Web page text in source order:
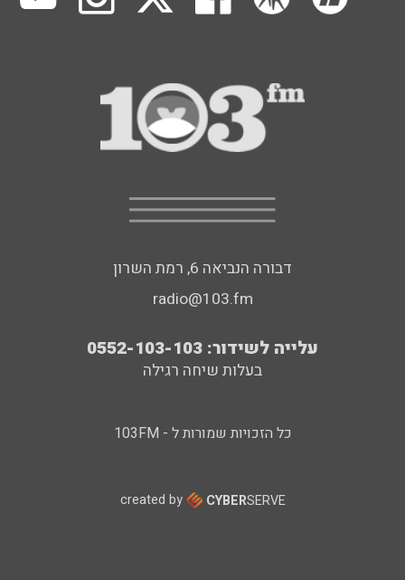
דבורה הנביאה 6, רמת השרון
radio@103.fm
עלייה לשידור: 0552-103-103
בעלות שיחה רגילה
כל הזכויות שמורות ל - 103FM
created by CYBERSERVE